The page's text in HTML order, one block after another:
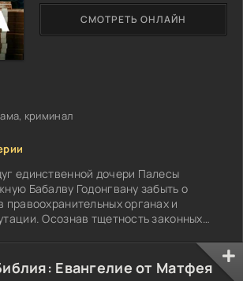
криминал
единственной дочери Палесы
Бабалву Годонгвану забыть о
правоохранительных органах и
Осознав тщетность законных
СМОТРЕТЬ ОНЛАЙН
Евангелие от Матфея